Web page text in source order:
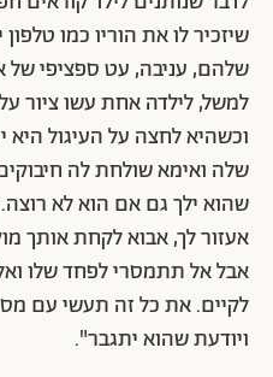
שיזכיר לו את הוריו כמו
שלהם, עניבה, עט ספציפי של
למשל, לילדה אחת עשו ציור
וכשהיא לחצה על העיגול
שלה ואימא שולחת לה
שהוא ילך גם אם הוא לא רוצה.
אעזור לך, אבוא לקחת אותך
אבל אל תתמסרי לפחד שלו
לקיים. את כל זה תעשי עם
ויודעת שהוא יתגבר".